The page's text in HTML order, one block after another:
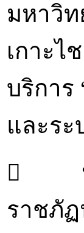
มหาวิ
เกาะไ
บริการ
และร
 ประ
ราชภั